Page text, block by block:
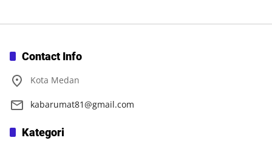
Contact Info
Kota Medan
kabarumat81@gmail.com
Kategori